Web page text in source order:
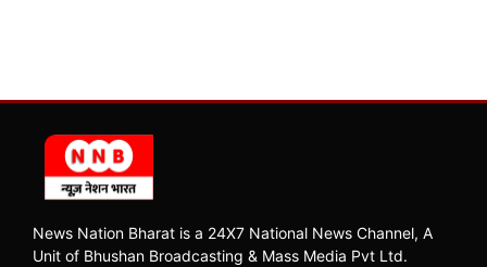
News Nation Bharat is a 24X7 National News Channel, A
Unit of Bhushan Broadcasting & Mass Media Pvt Ltd.